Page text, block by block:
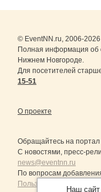
© EventNN.ru, 2006-2026
Полная информация об
Нижнем Новгороде.
Для посетителей
15-51
О проекте
Обращайтесь на портал
С новостями, пресс-
news@eventnn.ru
По вопросам
Пользовательское
Наш